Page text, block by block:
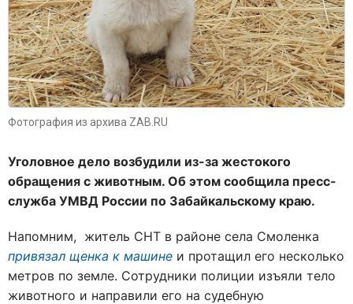
Фотография из архива ZAB.RU
Уголовное дело возбудили из-за жестокого
обращения с животным. Об этом сообщила пресс-
служба УМВД России по Забайкальскому краю.
Напомним, житель СНТ в районе села Смоленка
привязал щенка к машине и протащил его несколько
метров по земле. Сотрудники полиции изъяли тело
животного и направили его на судебную